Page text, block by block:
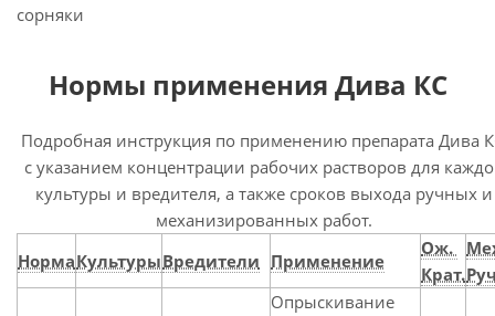
сорняки
Нормы применения Дива КС
Подробная инструкция по применению препарата Дива
с указанием концентрации рабочих растворов для
культуры и вредителя, а также сроков выхода ручных и
механизированных работ.
НормаКультурыВредители Применение
Ож.
Крат.
Опрыскивание